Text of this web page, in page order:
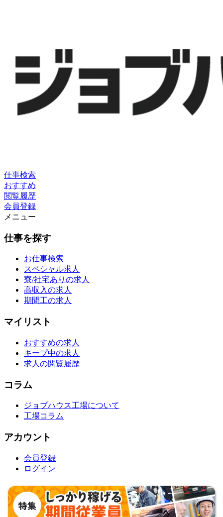
仕事検索
おすすめ
閲覧履歴
会員登録
メニュー
仕事を探す
お仕事検索
スペシャル求人
寮/社宅ありの求人
高収入の求人
期間工の求人
マイリスト
おすすめの求人
キープ中の求人
求人の閲覧履歴
コラム
ジョブハウス工場について
工場コラム
アカウント
会員登録
ログイン